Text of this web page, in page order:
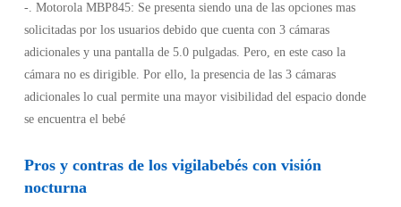
-. Motorola MBP845: Se presenta siendo una de las opciones mas
solicitadas por los usuarios debido que cuenta con 3 cámaras
adicionales y una pantalla de 5.0 pulgadas. Pero, en este caso la
cámara no es dirigible. Por ello, la presencia de las 3 cámaras
adicionales lo cual permite una mayor visibilidad del espacio donde
se encuentra el bebé
Pros y contras de los vigilabebés con visión
nocturna